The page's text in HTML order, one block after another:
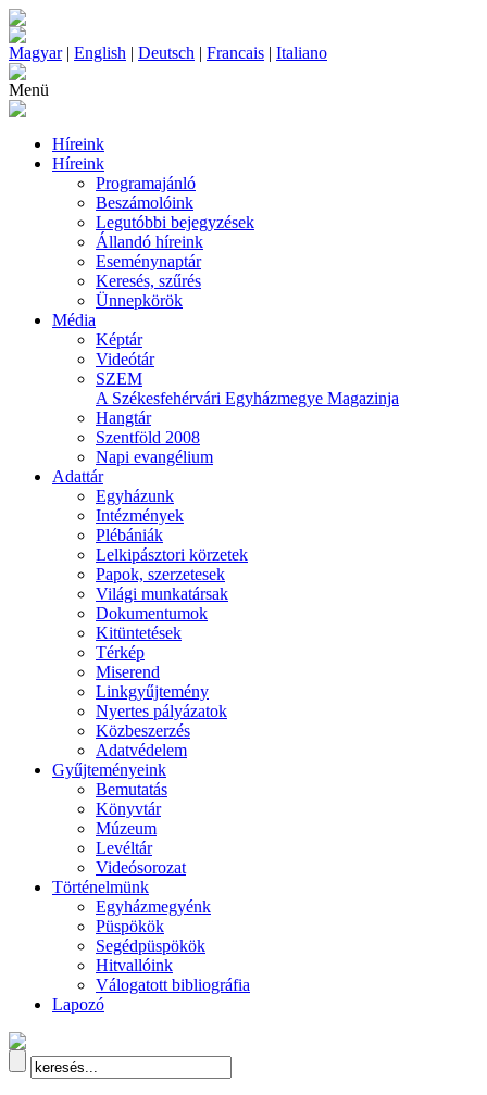
Magyar| English | Deutsch | Francais | Italiano
Menü
Híreink
Híreink
Programajánló
Beszámolóink
Legutóbbi bejegyzések
Állandó híreink
Eseménynaptár
Keresés, szűrés
Ünnepkörök
Média
Képtár
Videótár
SZEM
A Székesfehérvári Egyházmegye Magazinja
Hangtár
Szentföld 2008
Napi evangélium
Adattár
Egyházunk
Intézmények
Plébániák
Lelkipásztori körzetek
Papok, szerzetesek
Világi munkatársak
Dokumentumok
Kitüntetések
Térkép
Miserend
Linkgyűjtemény
Nyertes pályázatok
Közbeszerzés
Adatvédelem
Gyűjteményeink
Bemutatás
Könyvtár
Múzeum
Levéltár
Videósorozat
Történelmünk
Egyházmegyénk
Püspökök
Segédpüspökök
Hitvallóink
Válogatott bibliográfia
Lapozó